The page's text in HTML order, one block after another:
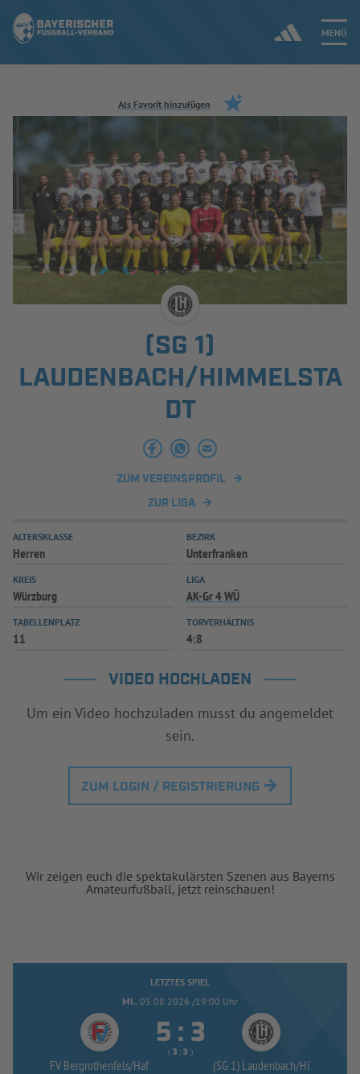
MENÜ
Jetzt einloggen
ERGEBNISSE & WETTBEWERBE
NEUIGKEITEN
SPIELBETRIEB & VERBANDSLEBEN
AUSBILDUNG & FÖRDERUNG
INFOTHEK SPIELPLUS
Als Favorit hinzufügen
(SG 1)
LAUDENBACH/HIMMELSTA
DT
ZUM VEREINSPROFIL
ZUR LIGA
ALTERSKLASSE
Herren
BEZIRK
Unterfranken
KREIS
Würzburg
LIGA
AK-Gr 4 WÜ
TABELLENPLATZ
11
TORVERHÄLTNIS
4:8
VIDEO HOCHLADEN
Um ein Video hochzuladen musst du angemeldet
sein.
ZUM LOGIN / REGISTRIERUNG
Wir zeigen euch die spektakulärsten Szenen aus Bayerns
Amateurfußball, jetzt reinschauen!
LETZTES SPIEL
MI.. 05.08.2026 /19:00 Uhr
FV Bergrothenfels/Haf
 : 
(  :  )
(SG 1) Laudenbach/Hi